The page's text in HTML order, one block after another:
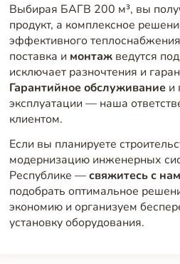
Выбирая БАГВ 200 м³, вы
продукт, а комплексное
эффективного
поставка и монтажведутся
исключает разночтения и
Гарантийное обслуживаниеи
эксплуатации — наша
клиентом.
Если вы планируете
модернизацию инженерных
Республике —свяжитесь с
подобрать оптимальное
экономию и организуем
установку оборудования.